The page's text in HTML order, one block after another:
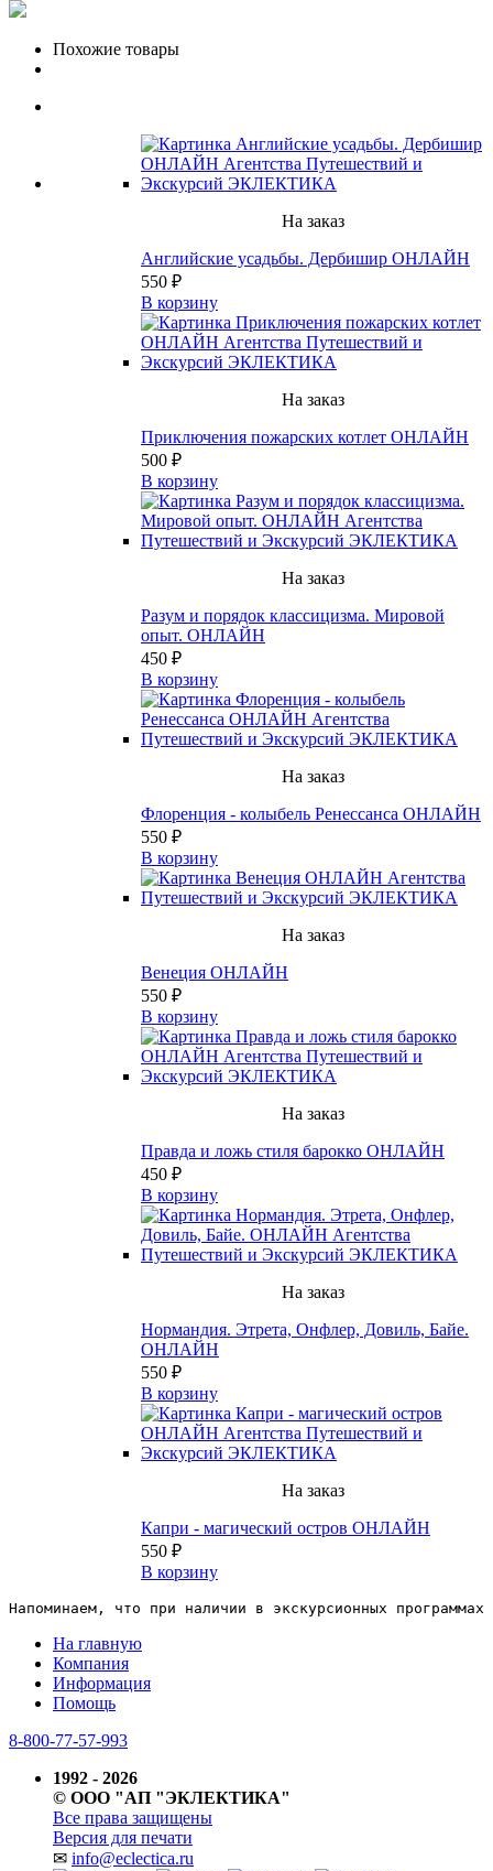
Похожие товары
На заказ
Английские усадьбы. Дербишир ОНЛАЙН
550 ₽
В корзину
На заказ
Приключения пожарских котлет ОНЛАЙН
500 ₽
В корзину
На заказ
Разум и порядок классицизма. Мировой
опыт. ОНЛАЙН
450 ₽
В корзину
На заказ
Флоренция - колыбель Ренессанса ОНЛАЙН
550 ₽
В корзину
На заказ
Венеция ОНЛАЙН
550 ₽
В корзину
На заказ
Правда и ложь стиля барокко ОНЛАЙН
450 ₽
В корзину
На заказ
Нормандия. Этрета, Онфлер, Довиль, Байе.
ОНЛАЙН
550 ₽
В корзину
На заказ
Капри - магический остров ОНЛАЙН
550 ₽
В корзину
Напоминаем, что при наличии в экскурсионных
На главную
Компания
Информация
Помощь
8-800-77-57-993
1992 - 2026
© ООО "АП "ЭКЛЕКТИКА"
Все права защищены
Версия для печати
✉ info@eclectica.ru